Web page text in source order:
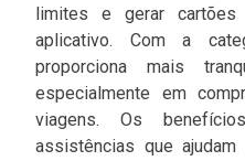
limites e gerar cartões
aplicativo. Com a
proporciona mais
especialmente em
viagens. Os
assistências que